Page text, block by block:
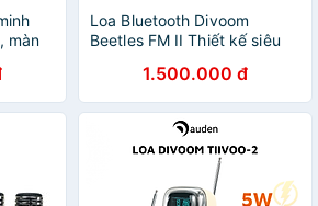
màn
Loa Bluetooth Divoom
Beetles FM II Thiết kế siêu
radio và thẻ nhớ TF card -
Hàng chính hãng - Bảo hành
12 tháng 1 đổi 1
1.500.000 đ